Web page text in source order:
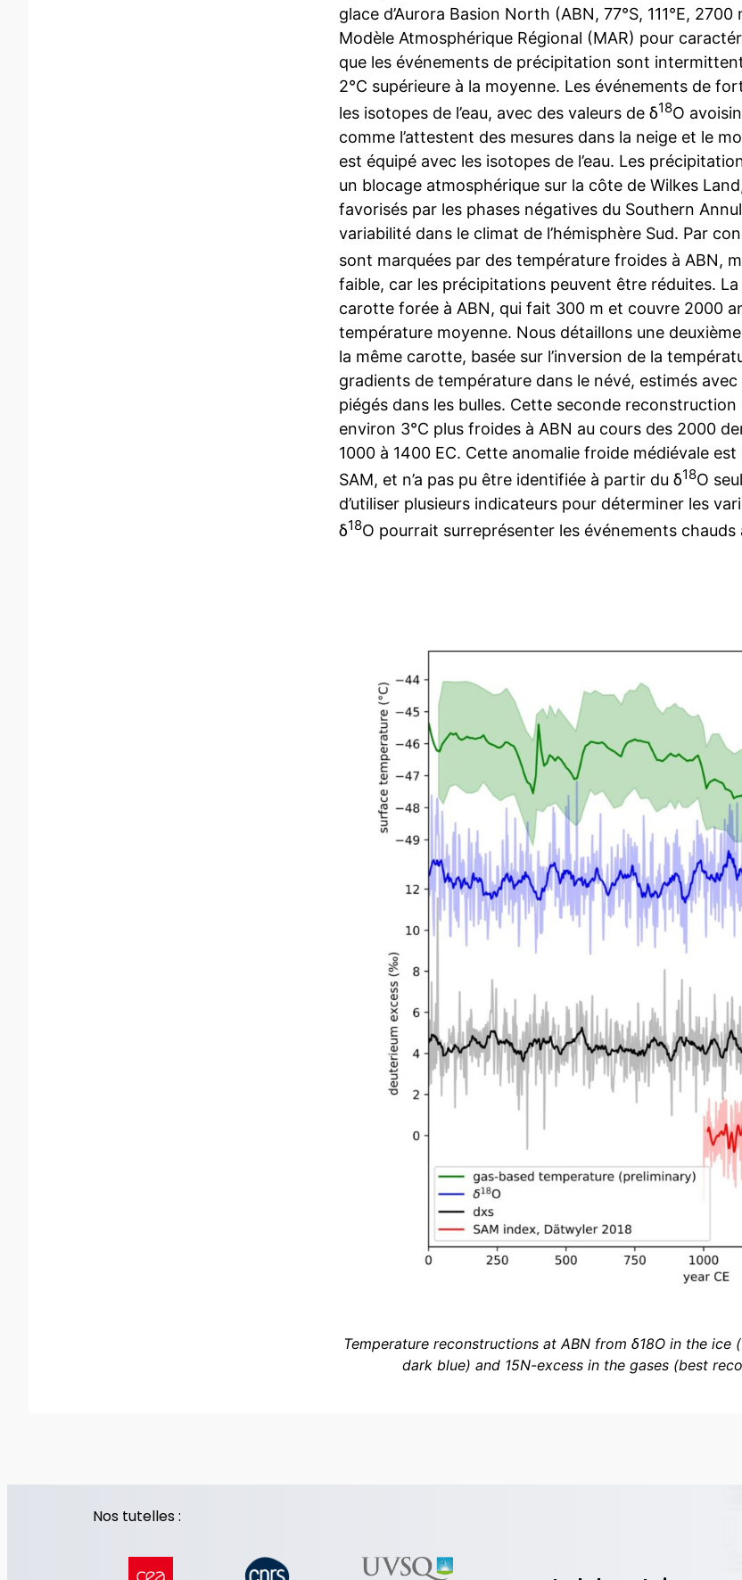
glace d’Aurora Basion North (ABN, 77°S, 111°E,
Modèle Atmosphérique Régional (MAR) pour
que les événements de précipitation sont
2°C supérieure à la moyenne. Les événements de
les isotopes de l’eau, avec des valeurs de δ18O
comme l’attestent des mesures dans la neige et le
est équipé avec les isotopes de l’eau. Les
un blocage atmosphérique sur la côte de Wilkes
favorisés par les phases négatives du Southern
variabilité dans le climat de l’hémisphère Sud. Par
sont marquées par des température froides à ABN,
faible, car les précipitations peuvent être réduites.
carotte forée à ABN, qui fait 300 m et couvre 2000
température moyenne. Nous détaillons une
la même carotte, basée sur l’inversion de la
gradients de température dans le névé, estimés
piégés dans les bulles. Cette seconde
environ 3°C plus froides à ABN au cours des 2000
1000 à 1400 EC. Cette anomalie froide médiévale
SAM, et n’a pas pu être identifiée à partir du δ18O
d’utiliser plusieurs indicateurs pour déterminer les
δ18O pourrait surreprésenter les événements
Temperature reconstructions at ABN from δ18O in the
dark blue) and 15N-excess in the gases (best
Nos tutelles :